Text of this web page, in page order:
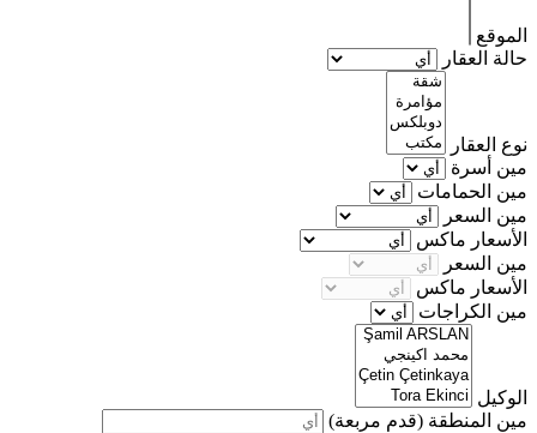
الموقع
حالة العقار
نوع العقار
مين أسرة
مين الحمامات
مين السعر
الأسعار ماكس
مين السعر
الأسعار ماكس
مين الكراجات
الوكيل
مين المنطقة (قدم مربعة)